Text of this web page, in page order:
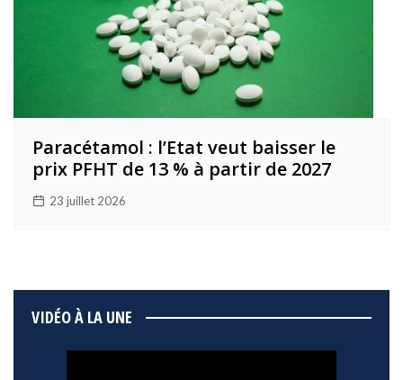
Paracétamol : l’Etat veut baisser le
prix PFHT de 13 % à partir de 2027
23 juillet 2026
VIDÉO À LA UNE